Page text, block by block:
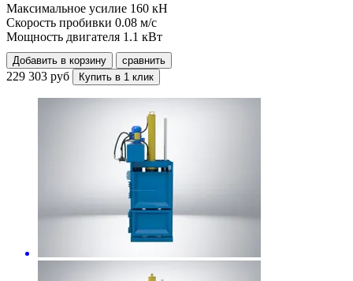
Максимальное усилие 160 кН
Скорость пробивки 0.08 м/с
Мощность двигателя 1.1 кВт
Добавить в корзину сравнить
229 303 руб Купить в 1 клик